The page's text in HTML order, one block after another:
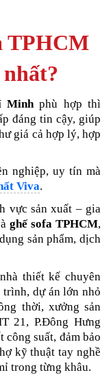
TPHCM
Minhphù hợp thì
đáng tin cậy, giúp
giá cả hợp lý, hợp
nghiệp, uy tín mà
Viva.
vực sản xuất – gia
ghế sofa TPHCM,
sản phẩm, dịch
thiết kế chuyên
dự án lớn nhỏ
thời, xưởng sản
21, P.Đông Hưng
công suất, đảm bảo
kỹ thuật tay nghề
trong từng khâu.